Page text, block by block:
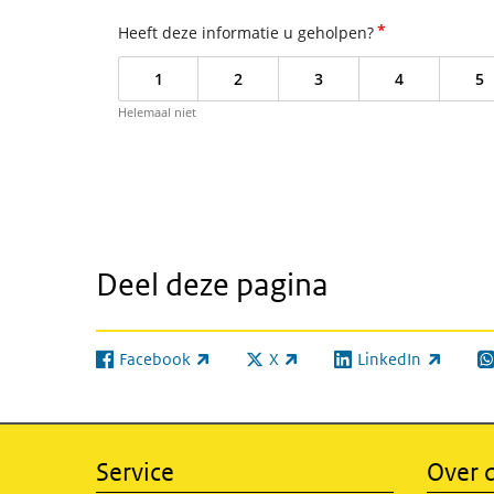
Heeft deze informatie u geholpen?*
1 2 3 4 5
Helemaal niet
Deel deze pagina
Facebook
(externe link) X
(externe link) LinkedIn
(externe link)
Service Over